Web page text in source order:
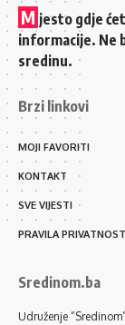
M jesto gdje
informacije. Ne
sredinu.
Brzi linkovi
MOJI FAVORITI
KONTAKT
SVE VIJESTI
PRAVILA
Sredinom.ba
Udruženje